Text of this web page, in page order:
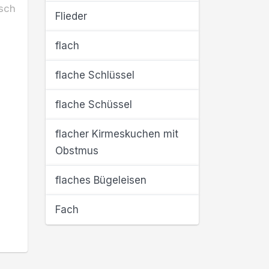
Flieder
flach
flache Schlüssel
flache Schüssel
flacher Kirmeskuchen mit
Obstmus
flaches Bügeleisen
Fach